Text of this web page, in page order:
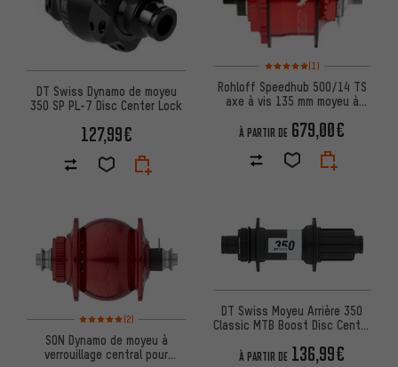
DT Swiss Dynamo de moyeu
350 SP PL-7 Disc Center Lock
127,99€
Note moyenne : 5 sur 5
(1)
Rohloff Speedhub 500/14 TS
axe à vis 135 mm moyeu à
À PARTIR DE 679,00€
Note moyenne : 5 sur 5 d'après 2 avis
(2)
SON Dynamo de moyeu à
verrouillage central pour
DT Swiss Moyeu Arrière 350
Classic MTB Boost Disc Center
À PARTIR DE 136,99€